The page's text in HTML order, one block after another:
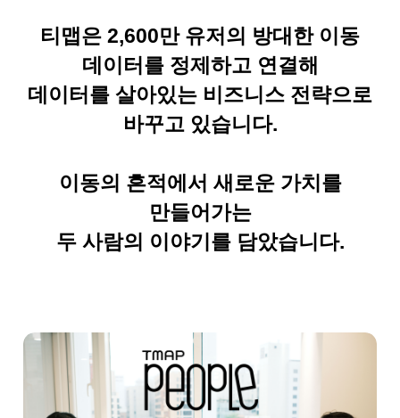
티맵은 2,600만 유저의 방대한 이동
데이터를 정제하고 연결해
데이터를 살아있는 비즈니스 전략으로
바꾸고 있습니다.
이동의 흔적에서 새로운 가치를
만들어가는
두 사람의 이야기를 담았습니다.